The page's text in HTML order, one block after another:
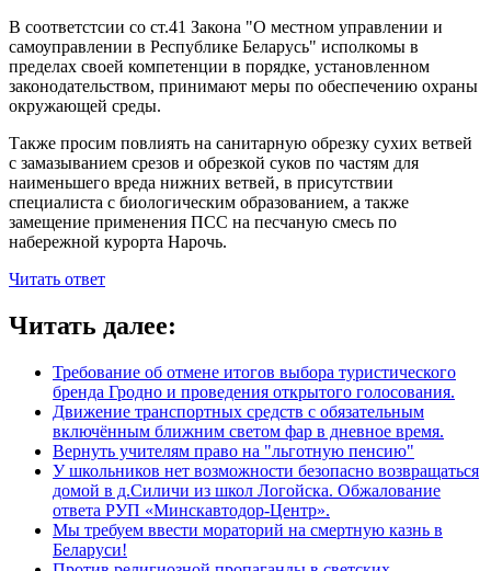
В соответстсии со ст.41 Закона "О местном управлении и
самоуправлении в Республике Беларусь" исполкомы в
пределах своей компетенции в порядке, установленном
законодательством, принимают меры по обеспечению охраны
окружающей среды.
Также просим повлиять на санитарную обрезку сухих ветвей
с замазыванием срезов и обрезкой суков по частям для
наименьшего вреда нижних ветвей, в присутствии
специалиста с биологическим образованием, а также
замещение применения ПСС на песчаную смесь по
набережной курорта Нарочь.
Читать ответ
Читать далее:
Требование об отмене итогов выбора туристического
бренда Гродно и проведения открытого голосования.
Движение транспортных средств с обязательным
включённым ближним светом фар в дневное время.
Вернуть учителям право на "льготную пенсию"
У школьников нет возможности безопасно возвращаться
домой в д.Силичи из школ Логойска. Обжалование
ответа РУП «Минскавтодор-Центр».
Мы требуем ввести мораторий на смертную казнь в
Беларуси!